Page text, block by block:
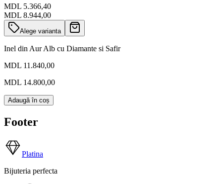
MDL 5.366,40
MDL 8.944,00
Alege varianta
Inel din Aur Alb cu Diamante si Safir
MDL 11.840,00
MDL 14.800,00
Adaugă în coș
Footer
Platina
Bijuteria perfecta